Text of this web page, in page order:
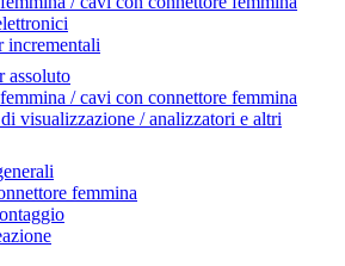
incrementali
assoluto
/ cavi con connettore femmina
visualizzazione / analizzatori e altri
femmina